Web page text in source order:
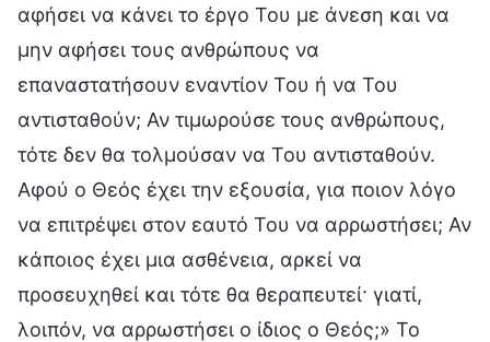
αφήσει να κάνει το έργο Του με άνεση και να
μην αφήσει τους ανθρώπους να
επαναστατήσουν εναντίον Του ή να Του
αντισταθούν; Αν τιμωρούσε τους ανθρώπους,
τότε δεν θα τολμούσαν να Του αντισταθούν.
Αφού ο Θεός έχει την εξουσία, για ποιον λόγο
να επιτρέψει στον εαυτό Του να αρρωστήσει; Αν
κάποιος έχει μια ασθένεια, αρκεί να
προσευχηθεί και τότε θα θεραπευτεί· γιατί,
λοιπόν, να αρρωστήσει ο ίδιος ο Θεός;» Το